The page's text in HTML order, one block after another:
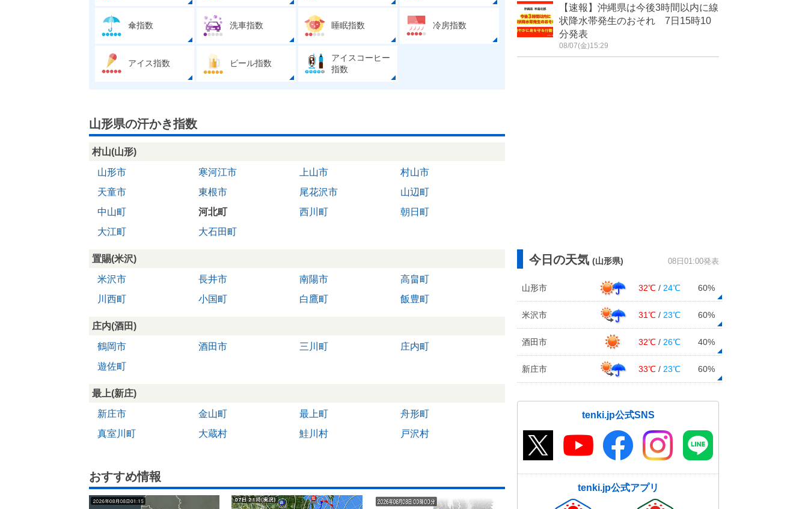
傘指数 洗車指数 睡眠指数 冷房指数
アイス指数 ビール指数
アイスコーヒー
指数
山形県の汗かき指数
村山(山形)
山形市
寒河江市 上山市
村山市
天童市
東根市 尾花沢市
山辺町
中山町
河北町 西川町
朝日町
大江町
大石田町
置賜(米沢)
米沢市
長井市 南陽市
高畠町
川西町
小国町 白鷹町 飯豊町
庄内(酒田)
鶴岡市
酒田市 三川町
庄内町
遊佐町
最上(新庄)
新庄市
金山町 最上町
舟形町
真室川町
大蔵村 鮭川村 戸沢村
おすすめ情報
【速報】沖縄県は今後3時間以内に線
状降水帯発生のおそれ 7日15時10
分発表
08/07(金)15:29
今日の天気 (山形県) 08日01:00発表
山形市 32℃ / 24℃ 60%
米沢市 31℃ / 23℃ 60%
酒田市 32℃ / 26℃ 40%
新庄市 33℃ / 23℃ 60%
tenki.jp公式SNS
tenki.jp公式アプリ